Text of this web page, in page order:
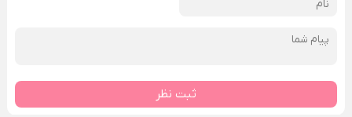
ثبت نظر